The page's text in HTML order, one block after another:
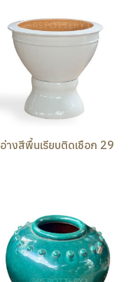
อ่างสีพื้นเรียบติดเชือก 29